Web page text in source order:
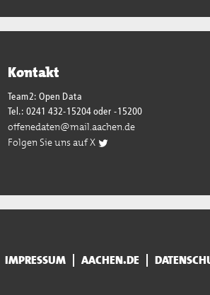
Kontakt
Team2: Open Data
Tel.: 0241 432-15204 oder -15200
offenedaten@mail.aachen.de
Folgen Sie uns auf X
IMPRESSUM AACHEN.DE